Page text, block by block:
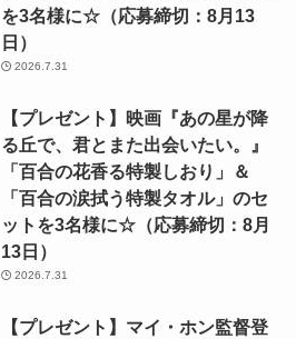
を3名様に☆（応募締切：8月13
日）
2026.7.31
【プレゼント】映画『あの星が降
る丘で、君とまた出会いたい。』
「百合の花香る特製しおり」＆
「百合の涙拭う特製タオル」のセ
ットを3名様に☆（応募締切：8月
13日）
2026.7.31
【プレゼント】マイ・ホン監督登